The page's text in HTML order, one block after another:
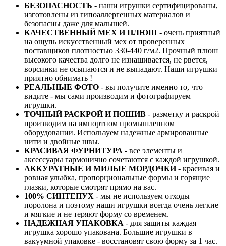
БЕЗОПАСНОСТЬ - наши игрушки сертифицированы,
изготовлены из гипоаллергенных материалов и
безопасны даже для малышей.
КАЧЕСТВЕННЫЙ МЕХ И ПЛЮШ - очень приятный
на ощупь искусственный мех от проверенных
поставщиков плотностью 330-440 г/м2. Прочный плюш
высокого качества долго не изнашивается, не рвется,
ворсинки не осыпаются и не выпадают. Наши игрушки
приятно обнимать !
РЕАЛЬНЫЕ ФОТО - вы получите именно то, что
видите - мы сами производим и фотографируем
игрушки.
ТОЧНЫЙ РАСКРОЙ И ПОШИВ - разметку и раскрой
производим на импортном промышленном
оборудовании. Используем надежные армированные
нити и двойные швы.
КРАСИВАЯ ФУРНИТУРА - все элементы и
аксессуары гармонично сочетаются с каждой игрушкой.
АККУРАТНЫЕ И МИЛЫЕ МОРДОЧКИ- красивая и
ровная улыбка, пропорциональные формы и горящие
глазки, которые смотрят прямо на вас.
100% СИНТЕПУХ - мы не используем отходы
поролона и поэтому наши игрушки всегда очень легкие
и мягкие и не теряют форму со временем.
НАДЕЖНАЯ УПАКОВКА - для защиты каждая
игрушка хорошо упакована. Большие игрушки в
вакуумной упаковке - восстановят свою форму за 1 час.